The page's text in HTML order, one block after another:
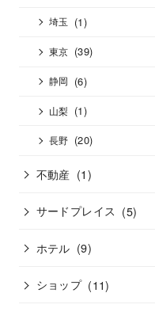
埼玉 (1)
東京 (39)
静岡 (6)
山梨 (1)
長野 (20)
不動産 (1)
サードプレイス (5)
ホテル (9)
ショップ (11)